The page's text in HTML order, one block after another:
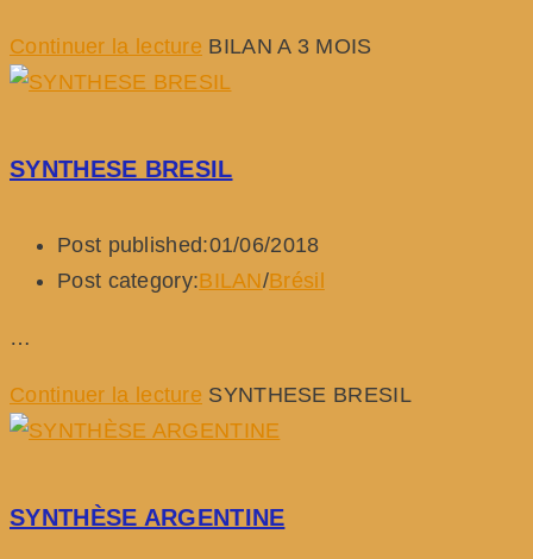
Continuer la lecture BILAN A 3 MOIS
SYNTHESE BRESIL
Post published:01/06/2018
Post category:BILAN/Brésil
…
Continuer la lecture SYNTHESE BRESIL
SYNTHÈSE ARGENTINE